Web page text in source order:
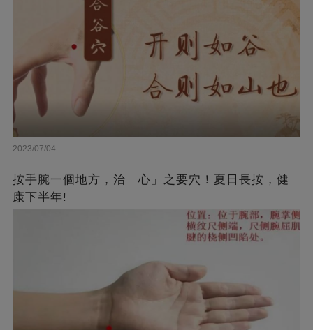
2023/07/04
按手腕一個地方，治「心」之要穴！夏日長按，健
康下半年!